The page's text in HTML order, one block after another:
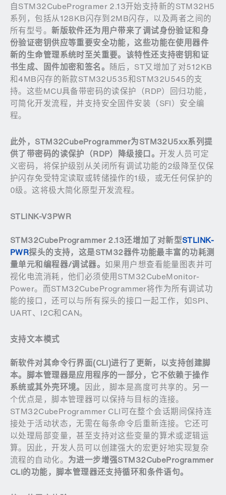
自STM32CubeProgramer 2.13开始支持新的STM32H5
系列，包括从128KB闪存到2MB闪存，以及两者之间的
所有型号。新版软件还为用户带来了调试身份验证和身
份验证密钥供应等重要安全功能，这些功能在使用器件
新的生命管理系统时至关重要。该特性还支持密钥和证
书生成、固件加密和签名。 随后，ST又增加了对512KB
和4MB闪存的新款STM32U535和STM32U545的支
持。这些MCU具备带密码的读保护（RDP）回归功能，
可简化开发流程，并支持安全固件安装（SFI）安全编
程。
此外， STM32CubeProgrammer为STM32U5xx系列提
供了带密码的读保护（RDP）降级接口。 开发人员可定
义密码，将保护级别从关闭所有调试功能的2级降至仅保
护闪存免受特定读取或转储操作的1级，或无任何保护的
0级。这将极大简化原型开发流程。
STLINK-V3PWR
STM32CubeProgrammer 2.13还增加了对新型STLINK-
PWR探头的支持，这是STM32器件功能最丰富的功耗测
量单元和编程器/调试器。如果用户想查看能量图表并可
视化电流消耗，他们必须使用STM32CubeMonitor-
Power。而STM32CubeProgrammer将作为所有调试功
能的接口，还可以与所有探头的接口一起工作，如SPI、
UART、I2C和CAN。
支持文本模式
新软件对其命令行界面(CLI)进行了更新，以支持创建脚
本。脚本管理器是应用程序的一部分，它不依赖于操作
系统或其外壳环境。 因此，脚本是高度可共享的。另一
个优点是，脚本管理器可以保持与目标的连接。
STM32CubeProgrammer CLI可在整个会话期间保持连
接处于活动状态，无需在每条命令后重新连接。它还可
以处理局部变量，甚至支持对这些变量的算术或逻辑运
算。因此，开发人员可以创建强大的宏更好地实现复杂
流程的自动化。 为进一步增强STM32CubeProgrammer
CLI的功能，脚本管理器还支持循环和条件语句。